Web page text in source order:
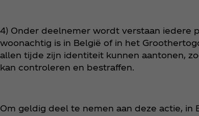
4) Onder deelnemer wordt verstaan iedere
woonachtig is in België of in het
allen tijde zijn identiteit kunnen aantonen,
kan controleren en bestraffen.
Om geldig deel te nemen aan deze actie, in